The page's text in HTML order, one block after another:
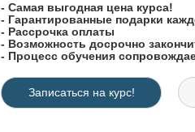
- Самая выгодная цена курса!
- Гарантированные подарки
- Рассрочка оплаты
- Возможность досрочно
- Процесс обучения
Записаться на курс!